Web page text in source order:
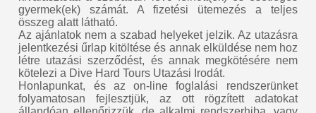
gyermek(ek) számát. A fizetési ütemezés a teljes
összeg alatt látható.
Az ajánlatok nem a szabad helyeket jelzik. Az utazásra
jelentkezési űrlap kitöltése és annak elküldése nem hoz
létre utazási szerződést, és annak megkötésére nem
kötelezi a Dive Hard Tours Utazási Irodát.
Honlapunkat, és az on-line foglalási rendszerünket
folyamatosan fejlesztjük, az ott rögzített adatokat